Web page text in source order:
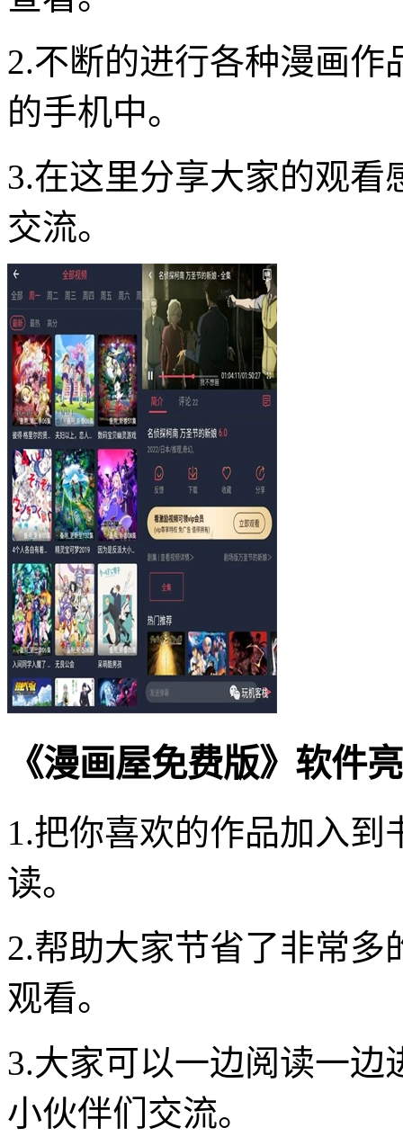
2.不断的进行各种漫画
的手机中。
3.在这里分享大家的观
交流。
《漫画屋免费版》软件
1.把你喜欢的作品加入
读。
2.帮助大家节省了非常
观看。
3.大家可以一边阅读一
小伙伴们交流。